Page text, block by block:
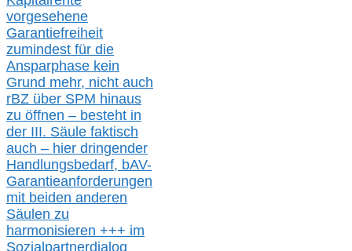
vorgesehene
Garantiefreiheit
zumindest für die
Ansparphase kein
Grund mehr, nicht auch
rBZ über SPM hinaus
zu öffnen – besteht in
der III. Säule faktisch
auch – hier dringender
Handlungsbedarf, bAV-
Garantieanforderungen
mit beiden anderen
Säulen zu
harmonisieren +++ im
Sozialpartnerdialog